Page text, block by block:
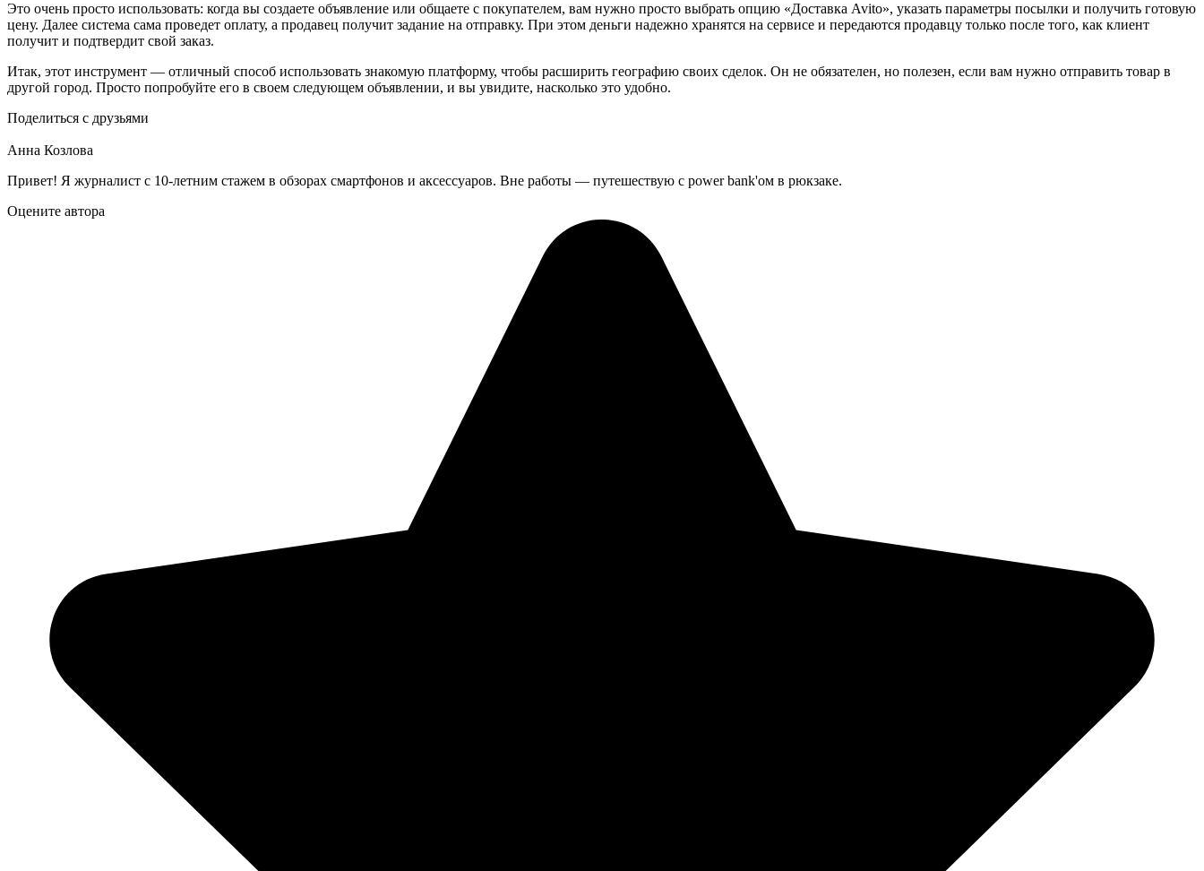
Это очень просто использовать: когда вы создаете объявление или общаете с покупателем, вам нужно просто выбрать опцию «Доставка Avito», указать параметры посылки и получить готовую
цену. Далее система сама проведет оплату, а продавец получит задание на отправку. При этом деньги надежно хранятся на сервисе и передаются продавцу только после того, как клиент
получит и подтвердит свой заказ.
Итак, этот инструмент — отличный способ использовать знакомую платформу, чтобы расширить географию своих сделок. Он не обязателен, но полезен, если вам нужно отправить товар в
другой город. Просто попробуйте его в своем следующем объявлении, и вы увидите, насколько это удобно.
Поделиться с друзьями
Анна Козлова
Привет! Я журналист с 10-летним стажем в обзорах смартфонов и аксессуаров. Вне работы — путешествую с power bank'ом в рюкзаке.
Оцените автора